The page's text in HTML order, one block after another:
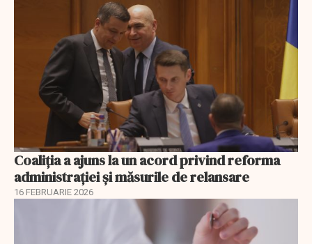
Coaliția a ajuns la un acord privind reforma
administrației și măsurile de relansare
16 FEBRUARIE 2026